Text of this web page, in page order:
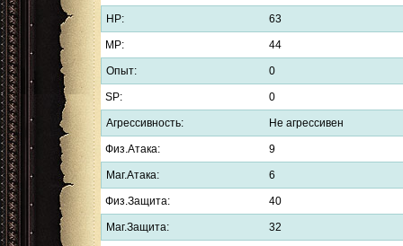
HP: 63
MP: 44
Опыт: 0
SP: 0
Агрессивность: Не агрессивен
Физ.Атака: 9
Маг.Атака: 6
Физ.Защита: 40
Маг.Защита: 32